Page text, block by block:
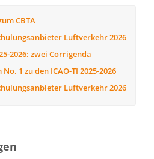
CBTA
Luftverkehr 2026
2026: zwei Corrigenda
1 zu den ICAO-TI 2025-2026
Luftverkehr 2026